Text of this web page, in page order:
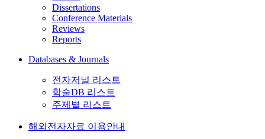
Dissertations
Conference Materials
Reviews
Reports
Databases & Journals
전자저널 리스트
학술DB 리스트
주제별 리스트
해외전자자료 이용안내